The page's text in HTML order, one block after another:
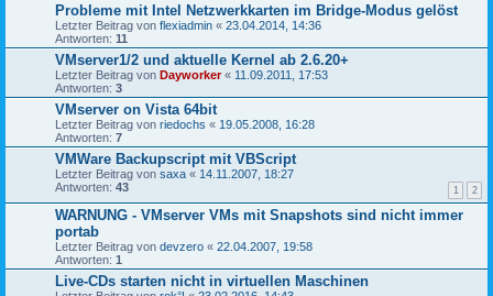
Probleme mit Intel Netzwerkkarten im Bridge-Modus gelöst
Letzter Beitrag von flexiadmin « 23.04.2014, 14:36
Antworten: 11
VMserver1/2 und aktuelle Kernel ab 2.6.20+
Letzter Beitrag von Dayworker« 11.09.2011, 17:53
Antworten: 3
VMserver on Vista 64bit
Letzter Beitrag von riedochs « 19.05.2008, 16:28
Antworten: 7
VMWare Backupscript mit VBScript
Letzter Beitrag von saxa « 14.11.2007, 18:27
Antworten: 43 1 2
WARNUNG - VMserver VMs mit Snapshots sind nicht immer
portab
Letzter Beitrag von devzero « 22.04.2007, 19:58
Antworten: 1
Live-CDs starten nicht in virtuellen Maschinen